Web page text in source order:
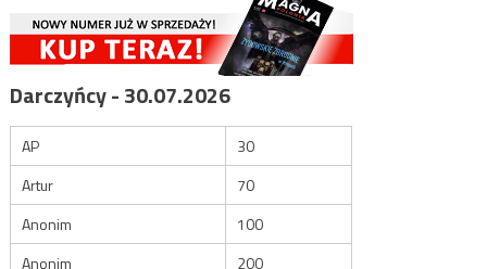
Darczyńcy - 30.07.2026
AP
30
Artur
70
Anonim
100
Anonim
200